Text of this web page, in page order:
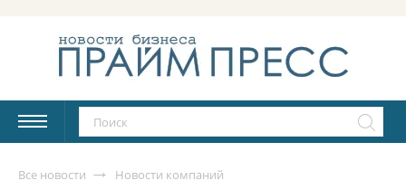
Все новости Новости компаний